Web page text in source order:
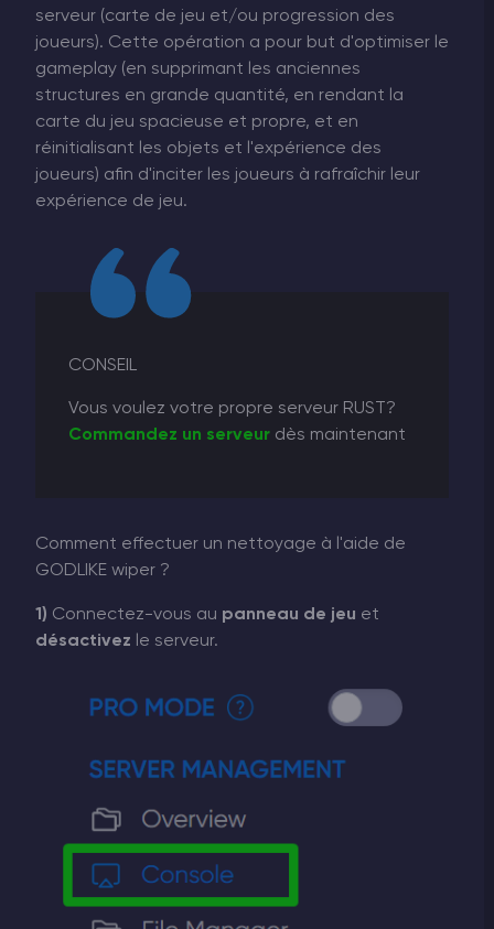
serveur (carte de jeu et/ou progression des
joueurs). Cette opération a pour but d'optimiser le
gameplay (en supprimant les anciennes
structures en grande quantité, en rendant la
carte du jeu spacieuse et propre, et en
réinitialisant les objets et l'expérience des
joueurs) afin d'inciter les joueurs à rafraîchir leur
expérience de jeu.
CONSEIL
Vous voulez votre propre serveur RUST?
Commandez un serveur dès maintenant
Comment effectuer un nettoyage à l'aide de
GODLIKE wiper ?
1) Connectez-vous au panneau de jeu et
désactivez le serveur.